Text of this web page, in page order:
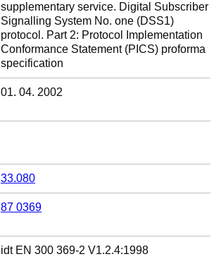
supplementary service. Digital Subscriber
Signalling System No. one (DSS1)
protocol. Part 2: Protocol Implementation
Conformance Statement (PICS) proforma
specification
01. 04. 2002
33.080
87 0369
idt EN 300 369-2 V1.2.4:1998